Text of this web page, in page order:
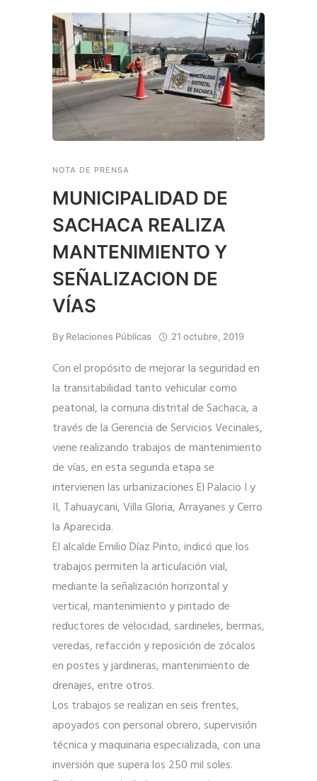
NOTA DE PRENSA
MUNICIPALIDAD DE
SACHACA REALIZA
MANTENIMIENTO Y
SEÑALIZACION DE
VÍAS
By Relaciones Públicas 21 octubre, 2019
Con el propósito de mejorar la seguridad en
la transitabilidad tanto vehicular como
peatonal, la comuna distrital de Sachaca, a
través de la Gerencia de Servicios Vecinales,
viene realizando trabajos de mantenimiento
de vías, en esta segunda etapa se
intervienen las urbanizaciones El Palacio I y
II, Tahuaycani, Villa Gloria, Arrayanes y Cerro
la Aparecida.
El alcalde Emilio Díaz Pinto, indicó que los
trabajos permiten la articulación vial,
mediante la señalización horizontal y
vertical, mantenimiento y pintado de
reductores de velocidad, sardineles, bermas,
veredas, refacción y reposición de zócalos
en postes y jardineras, mantenimiento de
drenajes, entre otros.
Los trabajos se realizan en seis frentes,
apoyados con personal obrero, supervisión
técnica y maquinaria especializada, con una
inversión que supera los 250 mil soles.